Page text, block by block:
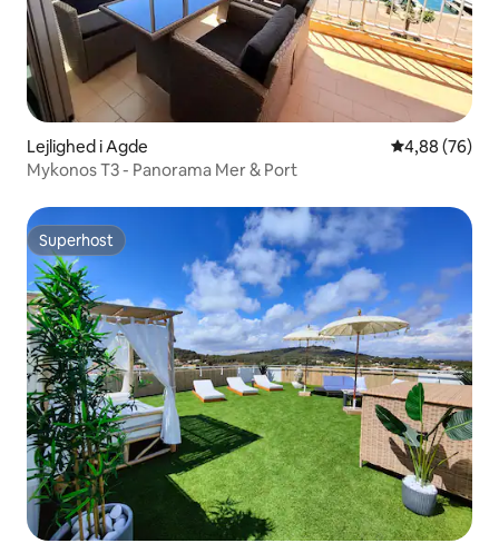
Lejlighed i Agde 4,88 ud af 5 i
4,88 (76)
Mykonos T3 - Panorama Mer & Port
Superhost
Superhost